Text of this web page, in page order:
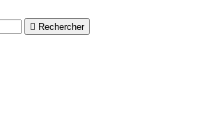
 Rechercher